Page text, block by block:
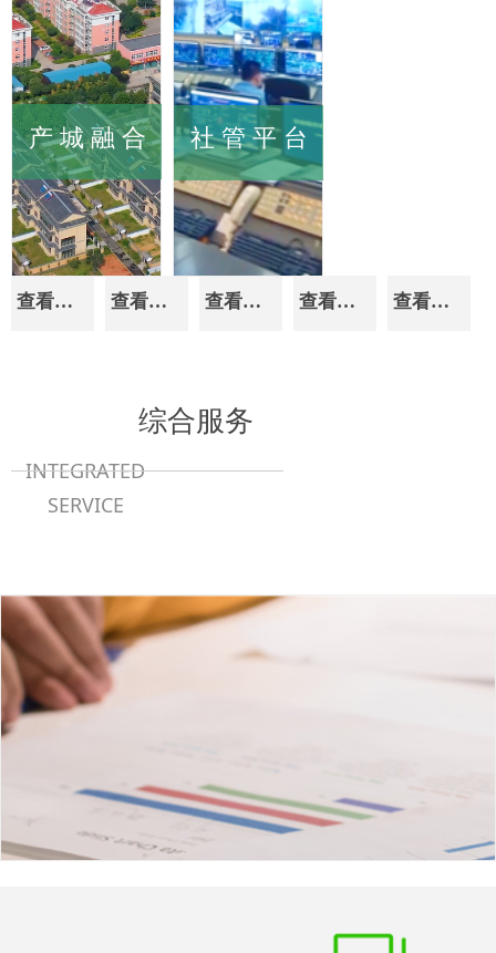
综合服务
INTEGRATED
SERVICE
产 城 融 合
潍坊产融
转变发展方式、
优化产业结构、
等方面，走出了
模式化科学理论
的'全域融合”之
路。
社 管 平 台
社管平台
智能管理中继
技术融入台”“智慧
色建材与绿色建筑
领域的热点和难点
问题，拓宽中欧双
方交流合作平台，
赋能绿建区产业集
聚发展，为推动双
方在绿色低碳领域
合作发展做出积极
贡献。
与韩国相关研究机
构、行业组织、企
业等加强交流，探
索在标准研究、技
术研发、项目对
接、产业示范等方
面开展务实合作，
努力建设成为中韩
工业绿色发展国际
合作的示范样板。
查看详情>> 查看详情>>
查看详情>>
查看详情>>
查看详情>>